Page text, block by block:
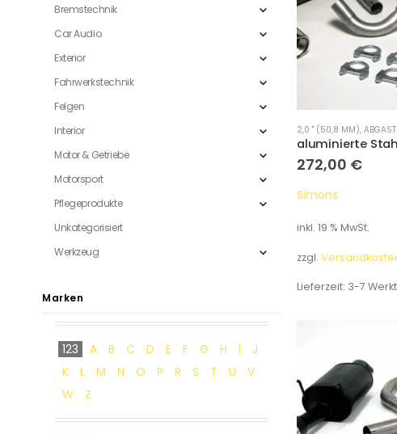
2,0 " (50,8 MM),
272,00 €
Simons
inkl. 19 % MwSt.
zzgl.
Lieferzeit: 3-7
Bremstechnik
Car Audio
Exterior
Fahrwerkstechnik
Felgen
Interior
Motor & Getriebe
Motorsport
Pflegeprodukte
Unkategorisiert
Werkzeug
Marken
123 A B C D E F G H I
J
K
L M N O P R S T U
V
W
Z